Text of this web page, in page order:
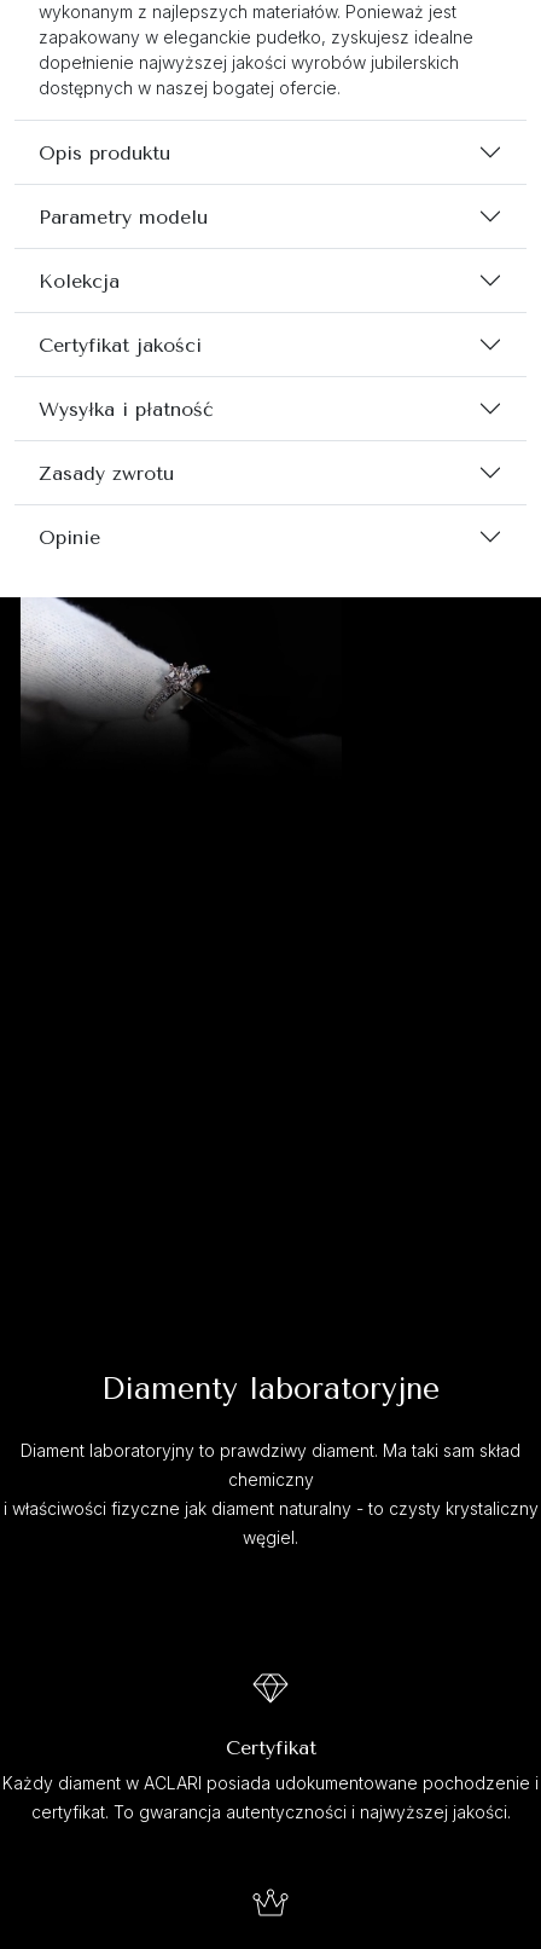
wykonanym z najlepszych materiałów. Ponieważ jest
zapakowany w eleganckie pudełko, zyskujesz idealne
dopełnienie najwyższej jakości wyrobów jubilerskich
dostępnych w naszej bogatej ofercie.
Opis produktu
Parametry modelu
Kolekcja
Certyfikat jakości
Wysyłka i płatność
Zasady zwrotu
Opinie
Diamenty laboratoryjne
Diament laboratoryjny to prawdziwy diament. Ma taki sam skład
chemiczny
i właściwości fizyczne jak diament naturalny - to czysty krystaliczny
węgiel.
Certyfikat
Każdy diament w ACLARI posiada udokumentowane pochodzenie i
certyfikat. To gwarancja autentyczności i najwyższej jakości.